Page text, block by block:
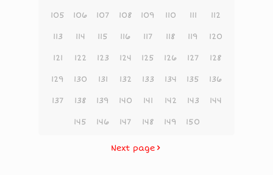
105 106 107 108 109 110 111 112
113 114 115 116 117 118 119 120
121 122 123 124 125 126 127 128
129 130 131 132 133 134 135 136
137 138 139 140 141 142 143 144
145 146 147 148 149 150
Next page